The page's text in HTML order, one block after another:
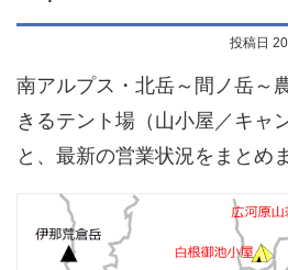
南アルプス・北岳～間ノ岳～
きるテント場（山小屋／キャ
と、最新の営業状況をまとめ